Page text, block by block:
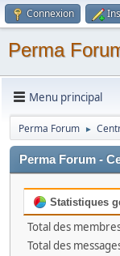
Connexion
Perma
Menu principal
Perma Forum ►
Perma Forum -
Statistiques
Total des
Total des